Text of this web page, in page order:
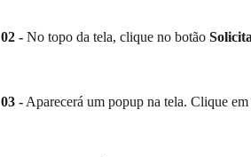
02 - No topo da tela, clique no botão
03 - Aparecerá um popup na tela. Clique em